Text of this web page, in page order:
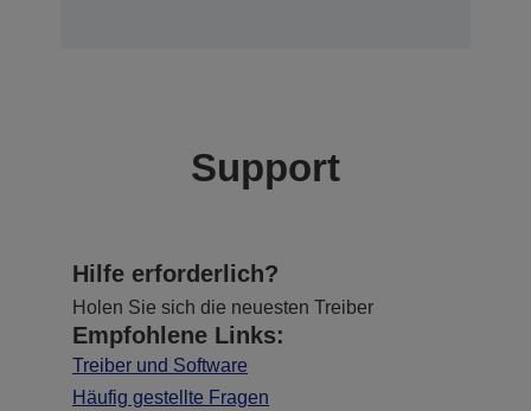
Support
Hilfe erforderlich?
Holen Sie sich die neuesten Treiber
Empfohlene Links:
Treiber und Software
Häufig gestellte Fragen